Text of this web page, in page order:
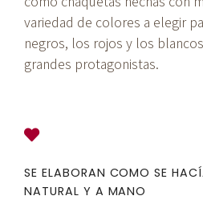
variedad de colores a elegir
negros, los rojos y los
grandes protagonistas.
SE ELABORAN COMO SE
NATURAL Y A MANO